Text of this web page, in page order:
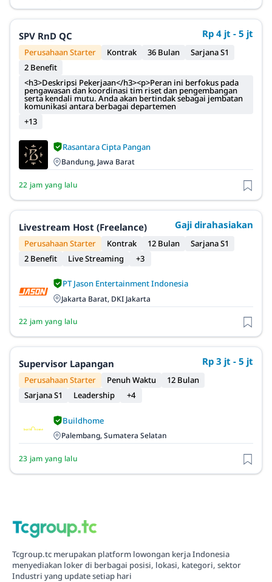
SPV RnD QC Rp 4 jt - 5 jt
Perusahaan Starter Kontrak 36 Bulan
Sarjana S1
2 Benefit
<h3>Deskripsi Pekerjaan</h3><p>Peran ini berfokus pada
pengawasan dan koordinasi tim riset dan pengembangan
serta kendali mutu. Anda akan bertindak sebagai jembatan
komunikasi antara berbagai departemen
+13
Rasantara Cipta Pangan
Bandung, Jawa Barat
22 jam yang lalu
Livestream Host (Freelance) Gaji dirahasiakan
Perusahaan Starter Kontrak 12 Bulan
Sarjana S1
2 Benefit
Live Streaming +3
PT Jason Entertainment Indonesia
Jakarta Barat, DKI Jakarta
22 jam yang lalu
Supervisor Lapangan Rp 3 jt - 5 jt
Perusahaan Starter Penuh Waktu
12 Bulan
Sarjana S1
Leadership +4
Buildhome
Palembang, Sumatera Selatan
23 jam yang lalu
Tcgroup.tc merupakan platform lowongan kerja Indonesia
menyediakan loker di berbagai posisi, lokasi, kategori, sektor
Industri yang update setiap hari